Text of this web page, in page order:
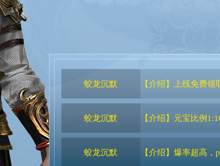
蛟龙沉默 【介绍】上线免费
蛟龙沉默 【介绍】元宝比例
蛟龙沉默 【介绍】爆率超高